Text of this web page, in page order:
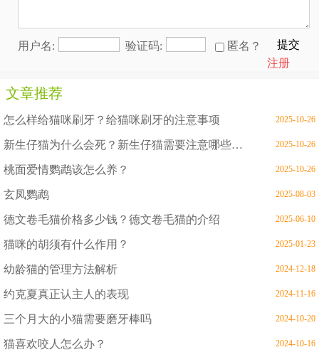
用户名: 验证码: 匿名？
提交
注册
文章推荐
怎么样给猫咪刷牙？给猫咪刷牙的注意事项 2025-10-26
新生仔猫为什么会死？新生仔猫需要注意哪些问题 2025-10-26
桃面爱情鹦鹉该怎么养？ 2025-10-26
玄凤鹦鹉 2025-08-03
德文卷毛猫价格多少钱？德文卷毛猫的介绍 2025-06-10
猫咪的胡须有什么作用？ 2025-01-23
幼龄猫的管理方法解析 2024-12-18
约克夏真正认主人的表现 2024-11-16
三个月大的小猫需要磨牙棒吗 2024-10-20
猫喜欢咬人怎么办？ 2024-10-16